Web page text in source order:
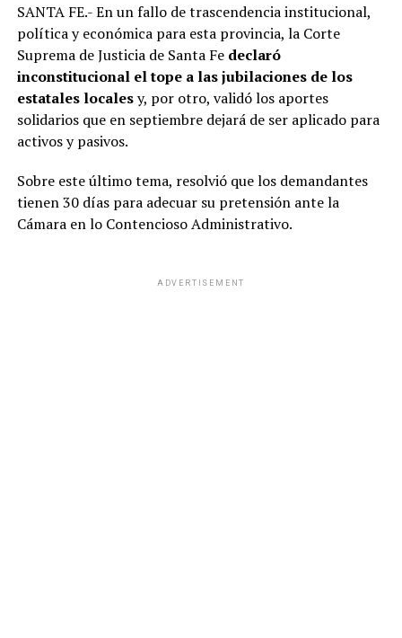
SANTA FE.- En un fallo de trascendencia institucional,
política y económica para esta provincia, la Corte
Suprema de Justicia de Santa Fe declaró
inconstitucional el tope a las jubilaciones de los
estatales localesy, por otro, validó los aportes
solidarios que en septiembre dejará de ser aplicado para
activos y pasivos.
Sobre este último tema, resolvió que los demandantes
tienen 30 días para adecuar su pretensión ante la
Cámara en lo Contencioso Administrativo.
ADVERTISEMENT